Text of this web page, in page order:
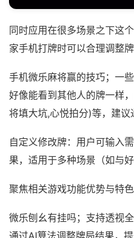
同时应用在很多场景之下这
家手机打牌时可以合理调整
手机微乐麻将赢的技巧；一
好像能看到其他人的牌一样
将填大坑,心悦拍分)等，建议
自定义修改牌：用户可输入
果，适用于多种场景（如与
聚焦相关游戏功能优势与特色
微乐刨幺有挂吗；支持透视
通过AI算法调整牌局结果，提